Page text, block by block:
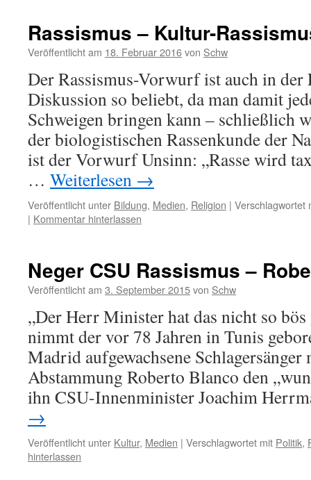
Rassismus – Kultur-
Veröffentlicht am 18. Februar 2016von Schw
Der Rassismus-Vorwurf ist auch in
Diskussion so beliebt, da man damit
Schweigen bringen kann – schließlich
der biologistischen Rassenkunde der
ist der Vorwurf Unsinn: „Rasse wird
… Weiterlesen →
Veröffentlicht unter Bildung, Medien, Religion | Verschlagwortet
| Kommentar hinterlassen
Neger CSU Rassismus –
Veröffentlicht am 3. September 2015von Schw
„Der Herr Minister hat das nicht so
nimmt der vor 78 Jahren in Tunis
Madrid aufgewachsene
Abstammung Roberto Blanco den
ihn CSU-Innenminister Joachim
→
Veröffentlicht unter Kultur, Medien | Verschlagwortet mit Politik,
hinterlassen